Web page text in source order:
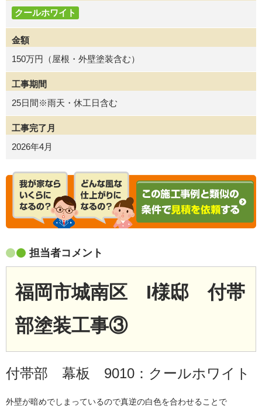
クールホワイト
金額
150万円（屋根・外壁塗装含む）
工事期間
25日間※雨天・休工日含む
工事完了月
2026年4月
担当者コメント
福岡市城南区 I様邸 付帯
部塗装工事③
付帯部 幕板 9010：クールホワイト
外壁が暗めでしまっているので真逆の白色を合わせることで